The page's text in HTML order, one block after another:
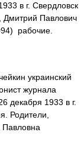
в г. Свердловск
Дмитрий Павлович
рабочие.
украинский
журнала
декабря 1933 в г.
Родители,